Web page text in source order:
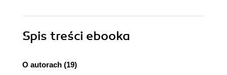
Spis treści ebooka
O autorach (19)